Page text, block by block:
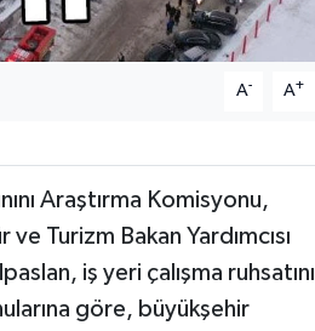
A- A+
Araştırma Komisyonu,
Turizm Bakan Yardımcısı
iş yeri çalışma ruhsatını
göre, büyükşehir